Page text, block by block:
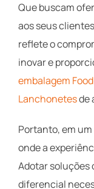
Que buscam
aos seus
reflete o
inovar e
embalagem
Lanchonetesde
Portanto, em
onde a
Adotar soluções
diferencial